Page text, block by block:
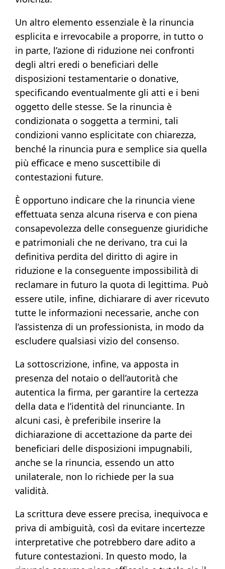
Un altro elemento essenziale è la rinuncia
esplicita e irrevocabile a proporre, in tutto o
in parte, l’azione di riduzione nei confronti
degli altri eredi o beneficiari delle
disposizioni testamentarie o donative,
specificando eventualmente gli atti e i beni
oggetto delle stesse. Se la rinuncia è
condizionata o soggetta a termini, tali
condizioni vanno esplicitate con chiarezza,
benché la rinuncia pura e semplice sia quella
più efficace e meno suscettibile di
contestazioni future.
È opportuno indicare che la rinuncia viene
effettuata senza alcuna riserva e con piena
consapevolezza delle conseguenze giuridiche
e patrimoniali che ne derivano, tra cui la
definitiva perdita del diritto di agire in
riduzione e la conseguente impossibilità di
reclamare in futuro la quota di legittima. Può
essere utile, infine, dichiarare di aver ricevuto
tutte le informazioni necessarie, anche con
l’assistenza di un professionista, in modo da
escludere qualsiasi vizio del consenso.
La sottoscrizione, infine, va apposta in
presenza del notaio o dell’autorità che
autentica la firma, per garantire la certezza
della data e l’identità del rinunciante. In
alcuni casi, è preferibile inserire la
dichiarazione di accettazione da parte dei
beneficiari delle disposizioni impugnabili,
anche se la rinuncia, essendo un atto
unilaterale, non lo richiede per la sua
validità.
La scrittura deve essere precisa, inequivoca e
priva di ambiguità, così da evitare incertezze
interpretative che potrebbero dare adito a
future contestazioni. In questo modo, la